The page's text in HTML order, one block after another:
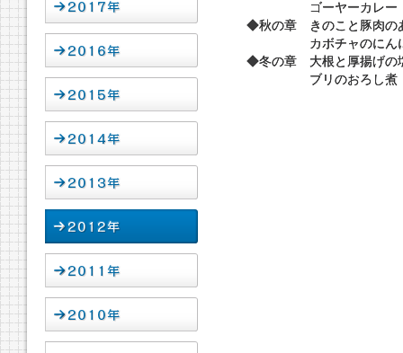
ゴーヤーカレー
◆秋の章 きのこと豚肉の
カボチャのにんに
◆冬の章 大根と厚揚げの
ブリのおろし煮